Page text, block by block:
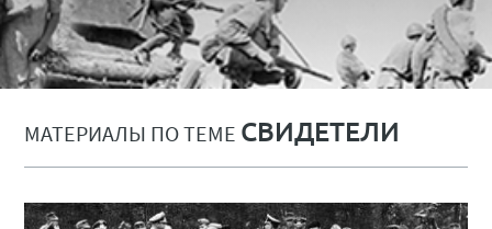
МАТЕРИАЛЫ ПО ТЕМЕ СВИДЕТЕЛИ